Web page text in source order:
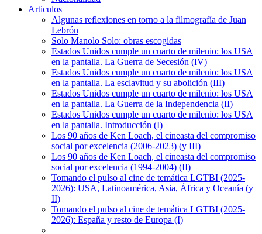
Articulos
Algunas reflexiones en torno a la filmografía de Juan
Lebrón
Solo Manolo Solo: obras escogidas
Estados Unidos cumple un cuarto de milenio: los USA
en la pantalla. La Guerra de Secesión (IV)
Estados Unidos cumple un cuarto de milenio: los USA
en la pantalla. La esclavitud y su abolición (III)
Estados Unidos cumple un cuarto de milenio: los USA
en la pantalla. La Guerra de la Independencia (II)
Estados Unidos cumple un cuarto de milenio: los USA
en la pantalla. Introducción (I)
Los 90 años de Ken Loach, el cineasta del compromiso
social por excelencia (2006-2023) (y III)
Los 90 años de Ken Loach, el cineasta del compromiso
social por excelencia (1994-2004) (II)
Tomando el pulso al cine de temática LGTBI (2025-
2026): USA, Latinoamérica, Asia, África y Oceanía (y
II)
Tomando el pulso al cine de temática LGTBI (2025-
2026): España y resto de Europa (I)